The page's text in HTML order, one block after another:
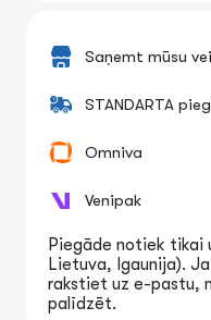
Saņemt mūsu
STANDARTA
Omniva
Venipak
Piegāde notiek
Lietuva, Igaunija).
rakstiet uz e-pastu,
palīdzēt.